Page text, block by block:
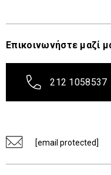
Επικοινωνήστε μαζί
212 1058537
[email protected]